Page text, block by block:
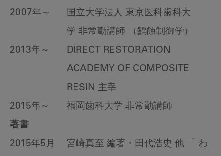
2007年～
国立大学法人 東京医科歯科大
学 非常勤講師 （齲蝕制御学）
2013年～
DIRECT RESTORATION
ACADEMY OF COMPOSITE
RESIN 主宰
2015年～
福岡歯科大学 非常勤講師
著書
2015年5月
宮崎真至 編著・田代浩史 他 「 わ